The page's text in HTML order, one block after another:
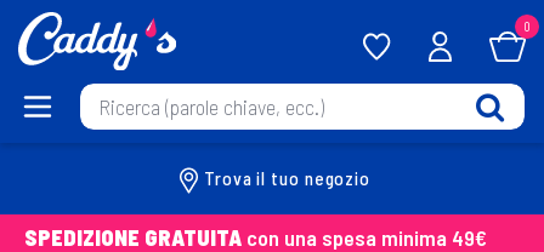
0
Trova il tuo negozio
SPEDIZIONE GRATUITA con una spesa minima 49€